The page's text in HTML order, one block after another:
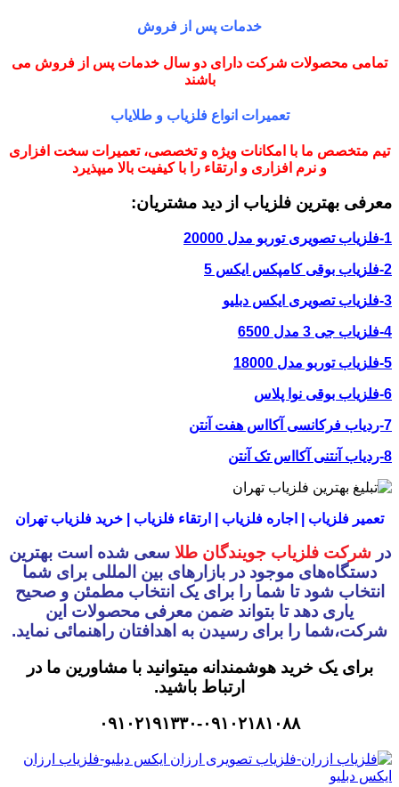
خدمات پس از فروش
تمامی محصولات شرکت دارای دو سال خدمات پس از فروش می
باشند
تعمیرات انواع فلزیاب و طلایاب
تیم متخصص ما با امکانات ویژه و تخصصی، تعمیرات سخت افزاری
و نرم افزاری و ارتقاء را با کیفیت بالا میپذیرد
معرفی بهترین فلزیاب از دید مشتریان:
1-فلزیاب تصویری توربو مدل 20000
2-فلزیاب بوقی کامپکس ایکس 5
3-فلزیاب تصویری ایکس دبلیو
4-فلزیاب جی 3 مدل 6500
5-فلزیاب توربو مدل 18000
6-فلزیاب بوقی نوا پلاس
7-ردیاب فرکانسی آکااس هفت آنتن
8-ردیاب آنتنی آکااس تک آنتن
تعمیر فلزیاب | اجاره فلزیاب | ارتقاء فلزیاب | خرید فلزیاب تهران
در شرکت فلزیاب جویندگان طلا سعی شده است بهترین
دستگاه‌های موجود در بازار‌های بین المللی برای شما
انتخاب شودتا شما را برای یک انتخاب مطمئن و صحیح
یاری دهد تا بتواند ضمن معرفی محصولات این
شرکت،شما را برای رسیدن به اهدافتان راهنمائی نماید.
برای یک خرید هوشمندانه میتوانید با مشاورین ما در
ارتباط باشید.
۰۹۱۰۲۱۹۱۳۳۰-۰۹۱۰۲۱۸۱۰۸۸